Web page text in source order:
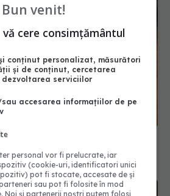
și alte 14 obiceiuri
starea de spirit, somnul și
Bun venit!
vă cere consimțământul
conținut personalizat, măsurători
și de conținut, cercetarea
dezvoltarea serviciilor
accesarea informațiilor de pe
personal vor fi prelucrate, iar
(cookie-uri, identificatori unici
pot fi stocate, accesate de și
sau pot fi folosite în mod
Noi și partenerii noștri putem folosi